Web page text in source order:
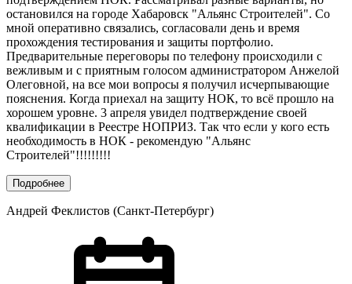
остановился на городе Хабаровск "Альянс Строителей". Со
мной оперативно связались, согласовали день и время
прохождения тестирования и защиты портфолио.
Предварительные переговоры по телефону происходили с
вежливым и с приятным голосом администратором Анжелой
Олеговной, на все мои вопросы я получил исчерпывающие
пояснения. Когда приехал на защиту НОК, то всё прошло на
хорошем уровне. 3 апреля увидел подтверждение своей
квалификации в Реестре НОПРИЗ. Так что если у кого есть
необходимость в НОК - рекомендую "Альянс
Строителей"!!!!!!!!!
Подробнее
Андрей Феклистов (Санкт-Петербург)